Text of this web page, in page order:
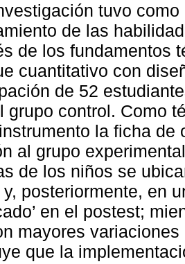
tuvo
de las
de los fundamentos
cuantitativo con
de 52
grupo control. Como
la ficha de
al grupo
de los niños se
y, posteriormente, en
en el postest;
mayores
que la